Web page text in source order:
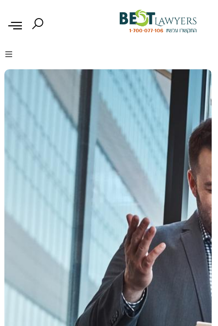
דיני נזיקין
דיני משפחה
דיני עבודה
דיני תעבורה
מקרקעין נדל"ן
הוצאה לפועל
פלילי
משפט מסחרי
משפט אזרחי